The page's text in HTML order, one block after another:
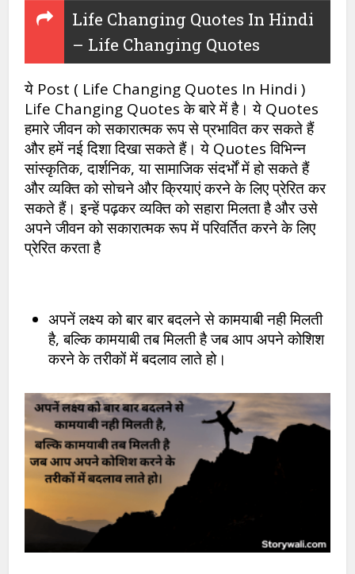
Life Changing Quotes In Hindi
– Life Changing Quotes
ये Post ( Life Changing Quotes In Hindi )
Life Changing Quotes के बारे में है। ये Quotes
हमारे जीवन को सकारात्मक रूप से प्रभावित कर सकते हैं
और हमें नई दिशा दिखा सकते हैं। ये Quotes विभिन्न
सांस्कृतिक, दार्शनिक, या सामाजिक संदर्भों में हो सकते हैं
और व्यक्ति को सोचने और क्रियाएं करने के लिए प्रेरित कर
सकते हैं। इन्हें पढ़कर व्यक्ति को सहारा मिलता है और उसे
अपने जीवन को सकारात्मक रूप में परिवर्तित करने के लिए
प्रेरित करता है
अपनें लक्ष्य को बार बार बदलने से कामयाबी नही मिलती
है, बल्कि कामयाबी तब मिलती है जब आप अपने कोशिश
करने के तरीकों में बदलाव लाते हो।